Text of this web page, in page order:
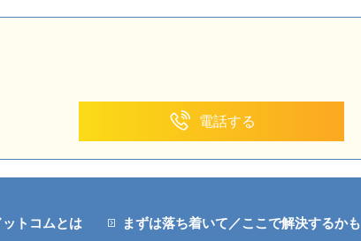
電話する
トコムとは まずは落ち着いて／ここで解決するかも